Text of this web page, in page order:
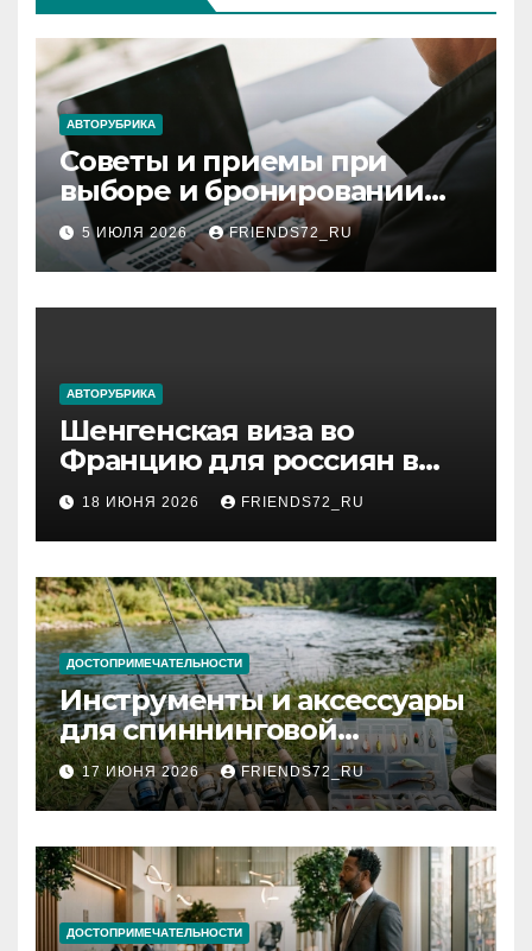
АВТОРУБРИКА
Советы и приемы при
выборе и бронировании
авиабилетов
5 ИЮЛЯ 2026 FRIENDS72_RU
АВТОРУБРИКА
Шенгенская виза во
Францию для россиян в
2026 году: сроки от 3 дней
и список необходимых
документов
18 ИЮНЯ 2026 FRIENDS72_RU
ДОСТОПРИМЕЧАТЕЛЬНОСТИ
Инструменты и аксессуары
для спиннинговой
рыбалки: назначение и
типы
17 ИЮНЯ 2026 FRIENDS72_RU
ДОСТОПРИМЕЧАТЕЛЬНОСТИ